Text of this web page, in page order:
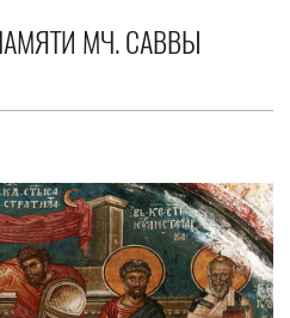
МЧ. САВВЫ